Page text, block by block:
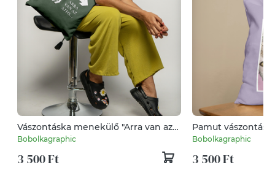
Vászontáska menekülő "Arra van az
ajtó..." grafikával
Bobolkagraphic
3 500 Ft
Pamut
macskás
Bobolkagraphic
3 500 Ft